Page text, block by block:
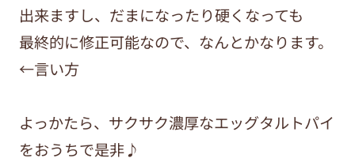
出来ますし、だまになったり硬くなっても
最終的に修正可能なので、なんとかなります。
←言い方
よっかたら、サクサク濃厚なエッグタルトパイ
をおうちで是非♪